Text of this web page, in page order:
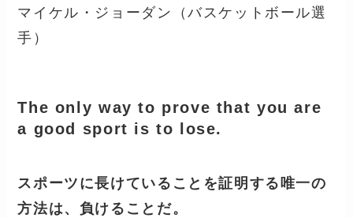
マイケル・ジョーダン（バスケットボール選
手）
The only way to prove that you are
a good sport is to lose.
スポーツに長けていることを証明する唯一の
方法は、負けることだ。